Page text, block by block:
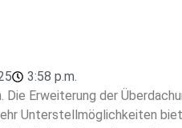
3:58 p.m.
Erweiterung der
Unterstellmöglichkeiten